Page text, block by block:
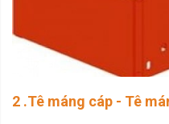
2 .Tê máng cáp - Tê